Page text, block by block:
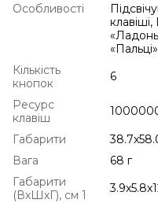
Особливості
«Пальці»
Кількість
кнопок
6
Ресурс
клавіш
Габарити
Вага
68 г
Габарити
(ВхШхГ), см 1